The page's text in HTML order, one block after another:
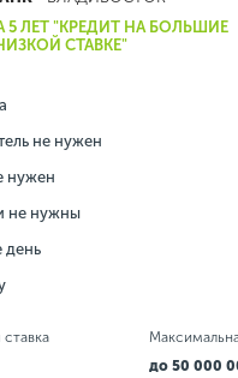
5 ЛЕТ "КРЕДИТ НА БОЛЬШИЕ
СТАВКЕ"
не нужен
нужен
не нужны
день
до 50 000